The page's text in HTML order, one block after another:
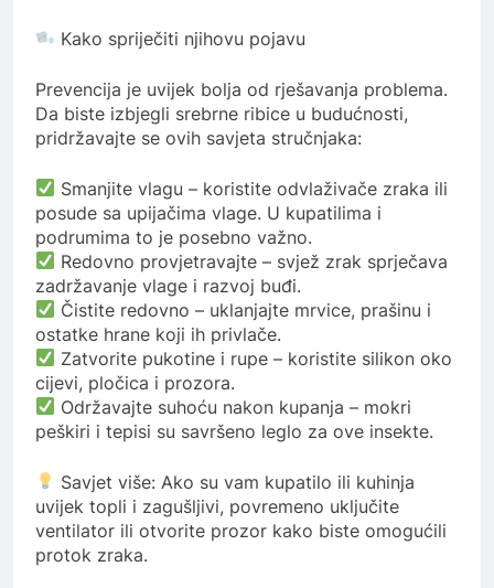
Kako spriječiti njihovu pojavu
Prevencija je uvijek bolja od rješavanja problema.
Da biste izbjegli srebrne ribice u budućnosti,
pridržavajte se ovih savjeta stručnjaka:
Smanjite vlagu – koristite odvlaživače zraka ili
posude sa upijačima vlage. U kupatilima i
podrumima to je posebno važno.
Redovno provjetravajte – svjež zrak sprječava
zadržavanje vlage i razvoj buđi.
Čistite redovno – uklanjajte mrvice, prašinu i
ostatke hrane koji ih privlače.
Zatvorite pukotine i rupe – koristite silikon oko
cijevi, pločica i prozora.
Održavajte suhoću nakon kupanja – mokri
peškiri i tepisi su savršeno leglo za ove insekte.
Savjet više: Ako su vam kupatilo ili kuhinja
uvijek topli i zagušljivi, povremeno uključite
ventilator ili otvorite prozor kako biste omogućili
protok zraka.